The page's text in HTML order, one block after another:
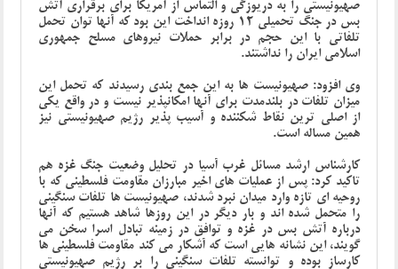
صهیونیستی را به دریوزگی و التماس از آمریکا برای برقراری آتش
بس در جنگ تحمیلی 12 روزه انداخت این بود که آنها توان تحمل
تلفاتی با این حجم در برابر حملات نیروهای مسلح جمهوری
اسلامی ایران را نداشتند.
وی افزود: صهیونیست ها به این جمع بندی رسیدند که تحمل این
میزان تلفات در بلندمدت برای آنها امکانپذیر نیست و در واقع یکی
از اصلی ترین نقاط شکننده و آسیب پذیر رژیم صهیونیستی نیز
همین مساله است.
کارشناس ارشد مسائل غرب آسیا در تحلیل وضعیت جنگ غزه هم
تاکید کرد: پس از عملیات های اخیر مبارزان مقاومت فلسطینی که با
روحیه ای تازه وارد میدان نبرد شدند، صهیونیست ها تلفات سنگینی
را متحمل شده اند و بار دیگر در این روزها شاهد هستیم که آنها
درباره آتش بس در غزه و توافق در زمینه تبادل اسرا سخن می
گویند، این نشانه هایی است که آشکار می کند مقاومت فلسطینی ها
کارساز بوده و توانسته تلفات سنگینی را بر رژیم صهیونیستی